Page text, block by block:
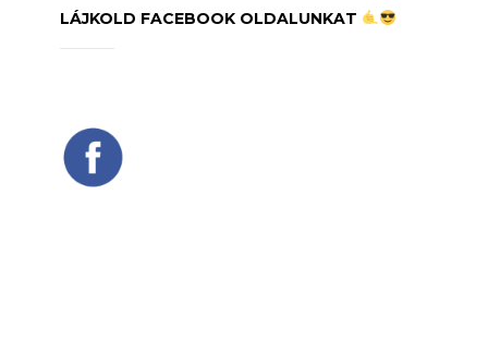
LÁJKOLD FACEBOOK OLDALUNKAT